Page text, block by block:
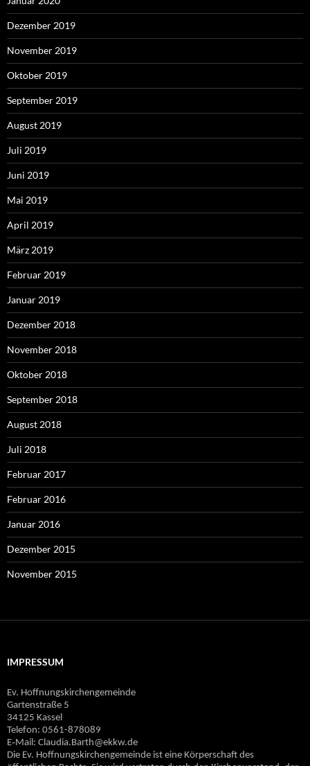
Dezember 2019
November 2019
Oktober 2019
September 2019
August 2019
Juli 2019
Juni 2019
Mai 2019
April 2019
März 2019
Februar 2019
Januar 2019
Dezember 2018
November 2018
Oktober 2018
September 2018
August 2018
Juli 2018
Februar 2017
Februar 2016
Januar 2016
Dezember 2015
November 2015
IMPRESSUM
Ev. Hoffnungskirchengemeinde
Gartenstraße 5
34125 Kassel
Telefon: 0561-878089
E‐Mail: Claudia.Barth@ekkw.de
Die Ev. Hoffnungskirchengemeinde ist eine Körperschaft des